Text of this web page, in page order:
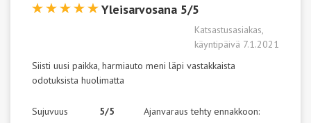
Yleisarvosana 5/5
Katsastusasiakas,
käyntipäivä 7.1.2021
Siisti uusi paikka, harmiauto meni läpi vastakkaista
odotuksista huolimatta
Sujuvuus
5/5
Ajanvaraus tehty ennakkoon: